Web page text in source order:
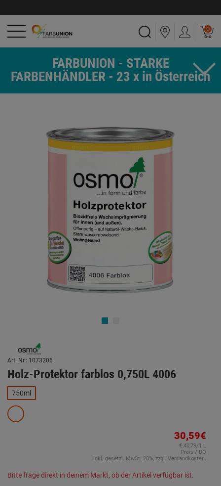
0
FARBUNION - STARKE
FARBENHÄNDLER - 23 x in Österreich
Art. Nr.: 1073206
Holz-Protektor farblos 0,750L 4006
750ml
30,59€
€ 40,79/1 L
Preis / DO
inkl. gesetzl. MwSt. 20%, zzgl. Versandkosten.
Bitte frage direkt in deinem Markt, ob der Artikel verfügbar ist.